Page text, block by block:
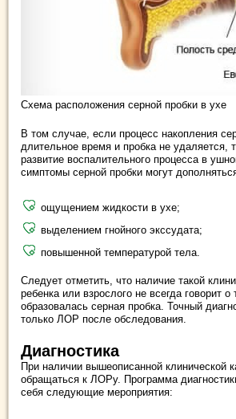
Схема расположения серной пробки в ухе
В том случае, если процесс накопления
длительное время и пробка не удаляется,
развитие воспалительного процесса в
симптомы серной пробки могут
ощущением жидкости в ухе;
выделением гнойного экссудата;
повышенной температурой тела.
Следует отметить, что наличие такой
ребенка или взрослого не всегда говорит о
образовалась серная пробка. Точный
только ЛОР после обследования.
Диагностика
При наличии вышеописанной клинической
обращаться к ЛОРу. Программа
себя следующие мероприятия: